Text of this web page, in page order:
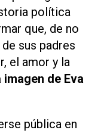
política
que, de no
sus padres
el amor y la
de Eva
pública en